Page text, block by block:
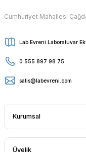
Cumhuriyet Mahallesi
Lab Evreni Laboratuvar
0 555 897 98 75
satis@labevreni.com
Kurumsal
Üyelik